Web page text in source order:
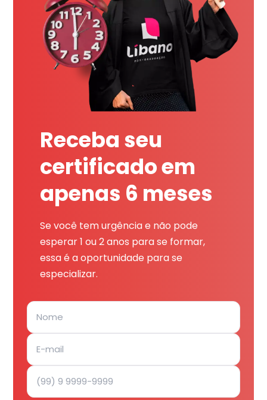
Receba seu
certificado em
apenas 6 meses
Se você tem urgência e não pode
esperar 1 ou 2 anos para se formar,
essa é a oportunidade para se
especializar.